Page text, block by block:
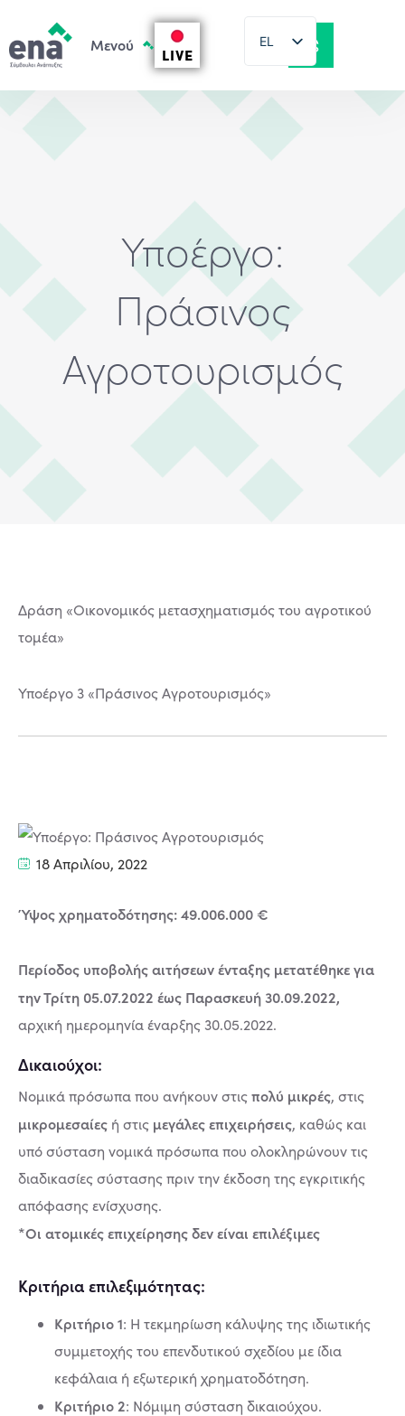
LIVE
EL
EN
Υποέργο:
Πράσινος
Αγροτουρισμός
Δράση «Οικονομικός μετασχηματισμός του αγροτικού
τομέα»
Υποέργο 3 «Πράσινος Αγροτουρισμός»
18 Απριλίου, 2022
Ύψος χρηματοδότησης: 49.006.000 €
Περίοδος υποβολής αιτήσεων ένταξης μετατέθηκε για
την Τρίτη 05.07.2022 έως Παρασκευή 30.09.2022,
αρχική ημερομηνία έναρξης 30.05.2022.
Δικαιούχοι:
Νομικά πρόσωπα που ανήκουν στιςπολύ μικρές, στις
μικρομεσαίες ή στις μεγάλες επιχειρήσεις, καθώς και
υπό σύσταση νομικά πρόσωπα που ολοκληρώνουν τις
διαδικασίες σύστασης πριν την έκδοση της εγκριτικής
απόφασης ενίσχυσης.
*Οι ατομικές επιχείρησης δεν είναι επιλέξιμες
Κριτήρια επιλεξιμότητας:
Κριτήριο 1: Η τεκμηρίωση κάλυψης της ιδιωτικής
συμμετοχής του επενδυτικού σχεδίου με ίδια
κεφάλαια ή εξωτερική χρηματοδότηση.
Κριτήριο 2: Νόμιμη σύσταση δικαιούχου.